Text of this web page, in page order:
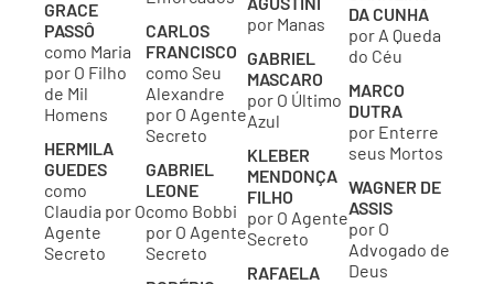
GRACE
PASSÔ
como Maria
por O Filho
de Mil
Homens
HERMILA
GUEDES
como
Claudia por O
Agente
Secreto
CARLOS
FRANCISCO
como Seu
Alexandre
por O Agente
Secreto
GABRIEL
LEONE
como Bobbi
por O Agente
Secreto
por Manas
GABRIEL
MASCARO
por O Último
Azul
KLEBER
MENDONÇA
FILHO
por O Agente
Secreto
RAFAELA
DA CUNHA
por A Queda
do Céu
MARCO
DUTRA
por Enterre
seus Mortos
WAGNER DE
ASSIS
por O
Advogado de
Deus